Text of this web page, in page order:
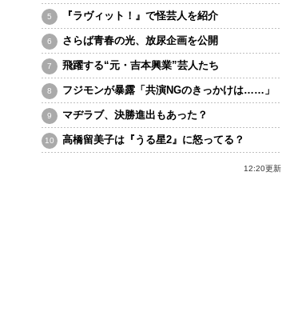
『ラヴィット！』で怪芸人を紹介
さらば青春の光、放尿企画を公開
飛躍する“元・吉本興業”芸人たち
フジモンが暴露「共演NGのきっかけは……」
マヂラブ、決勝進出もあった？
高橋留美子は『うる星2』に怒ってる？
12:20更新